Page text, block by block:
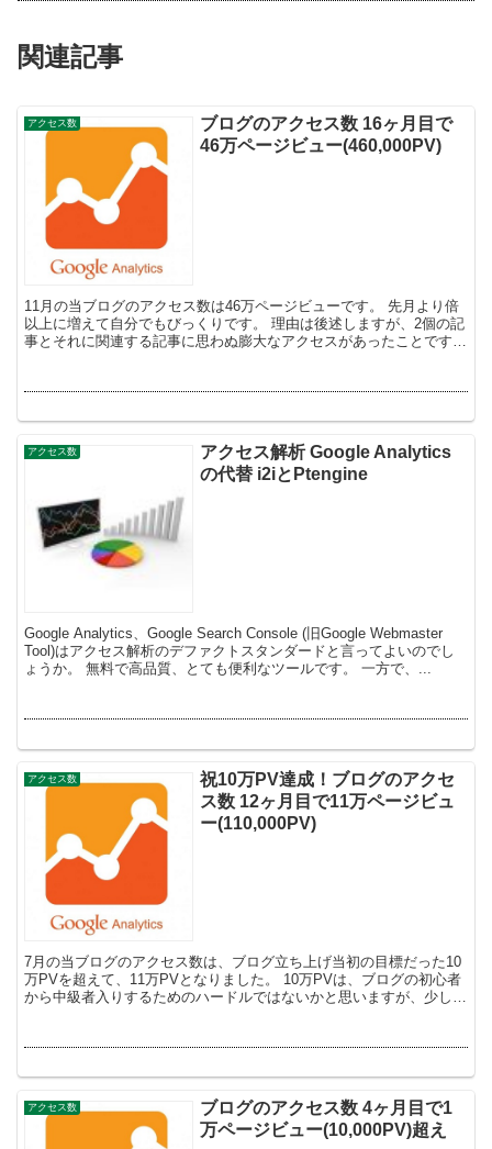
関連記事
アクセス数
ブログのアクセス数 16ヶ月目で
46万ページビュー(460,000PV)
11月の当ブログのアクセス数は46万ページビューです。 先月より倍
以上に増えて自分でもびっくりです。 理由は後述しますが、2個の記
事とそれに関連する記事に思わぬ膨大なアクセスがあったことです。
アクセス数
アクセス解析 Google Analytics
の代替 i2iとPtengine
Google Analytics、Google Search Console (旧Google Webmaster
Tool)はアクセス解析のデファクトスタンダードと言ってよいのでし
ょうか。 無料で高品質、とても便利なツールです。 一方で、...
アクセス数
祝10万PV達成！ブログのアクセ
ス数 12ヶ月目で11万ページビュ
ー(110,000PV)
7月の当ブログのアクセス数は、ブログ立ち上げ当初の目標だった10
万PVを超えて、11万PVとなりました。 10万PVは、ブログの初心者
から中級者入りするためのハードルではないかと思いますが、少しず
アクセス数
ブログのアクセス数 4ヶ月目で1
万ページビュー(10,000PV)超え